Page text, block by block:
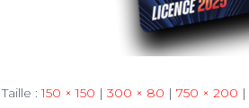
Taille :150 × 150 | 300 × 80 | 750 × 200 |